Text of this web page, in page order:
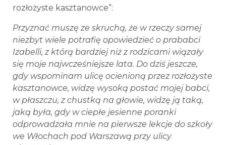
rozłożyste kasztanowce”:
Przyznać muszę ze skruchą, że w rzeczy samej
niezbyt wiele potrafię opowiedzieć o prababci
Izabelli, z którą bardziej niż z rodzicami wiązały
się moje najwcześniejsze lata. Do dziś jeszcze,
gdy wspominam ulicę ocienioną przez rozłożyste
kasztanowce, widzę wysoką postać mojej babci,
w płaszczu, z chustką na głowie, widzę ją taką,
jaką była, gdy w ciepłe jesienne poranki
odprowadzała mnie na pierwsze lekcje do szkoły
we Włochach pod Warszawą przy ulicy